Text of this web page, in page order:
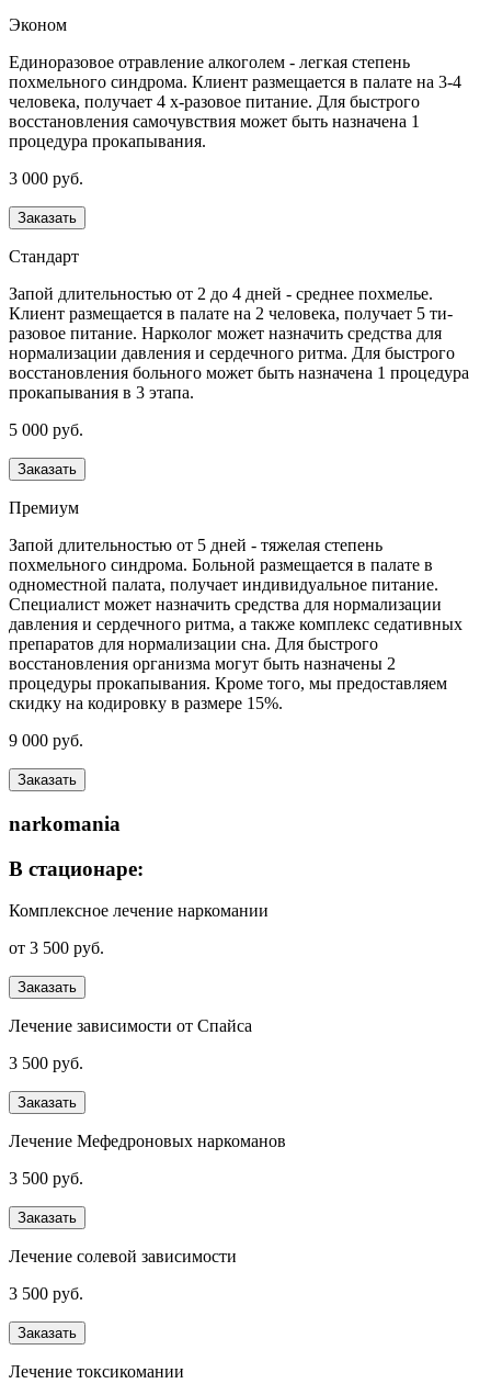
Эконом
Единоразовое отравление алкоголем - легкая степень
похмельного синдрома. Клиент размещается в палате на 3-4
человека, получает 4 х-разовое питание. Для быстрого
восстановления самочувствия может быть назначена 1
процедура прокапывания.
3 000 руб.
Заказать
Стандарт
Запой длительностью от 2 до 4 дней - среднее похмелье.
Клиент размещается в палате на 2 человека, получает 5 ти-
разовое питание. Нарколог может назначить средства для
нормализации давления и сердечного ритма. Для быстрого
восстановления больного может быть назначена 1 процедура
прокапывания в 3 этапа.
5 000 руб.
Заказать
Премиум
Запой длительностью от 5 дней - тяжелая степень
похмельного синдрома. Больной размещается в палате в
одноместной палата, получает индивидуальное питание.
Специалист может назначить средства для нормализации
давления и сердечного ритма, а также комплекс седативных
препаратов для нормализации сна. Для быстрого
восстановления организма могут быть назначены 2
процедуры прокапывания. Кроме того, мы предоставляем
скидку на кодировку в размере 15%.
9 000 руб.
Заказать
narkomania
В стационаре:
Комплексное лечение наркомании
от 3 500 руб.
Заказать
Лечение зависимости от Спайса
3 500 руб.
Заказать
Лечение Мефедроновых наркоманов
3 500 руб.
Заказать
Лечение солевой зависимости
3 500 руб.
Заказать
Лечение токсикомании